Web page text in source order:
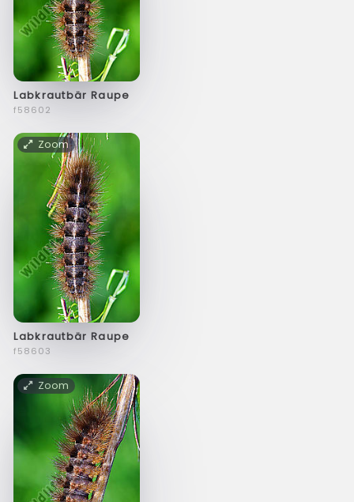
Labkrautbär Raupe
f58602
Zoom
Labkrautbär Raupe
f58603
Zoom